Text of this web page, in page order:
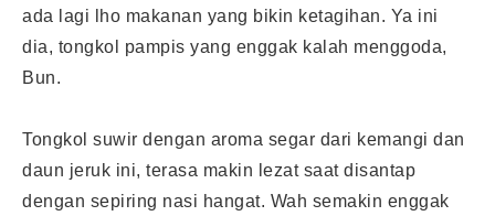
ada lagi lho makanan yang bikin ketagihan. Ya ini
dia, tongkol pampis yang enggak kalah menggoda,
Bun.
Tongkol suwir dengan aroma segar dari kemangi dan
daun jeruk ini, terasa makin lezat saat disantap
dengan sepiring nasi hangat. Wah semakin enggak